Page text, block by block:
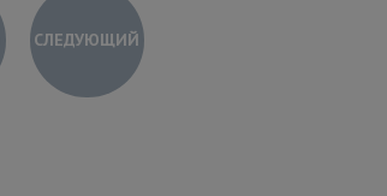
СЛЕДУЮЩИЙ